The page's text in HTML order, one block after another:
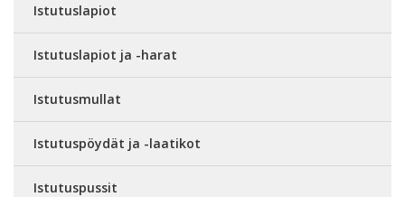
Istutuslapiot
Istutuslapiot ja -harat
Istutusmullat
Istutuspöydät ja -laatikot
Istutuspussit